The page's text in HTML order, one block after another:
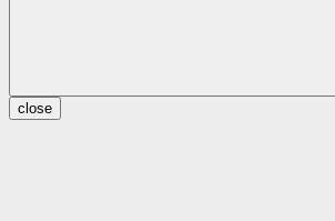
close